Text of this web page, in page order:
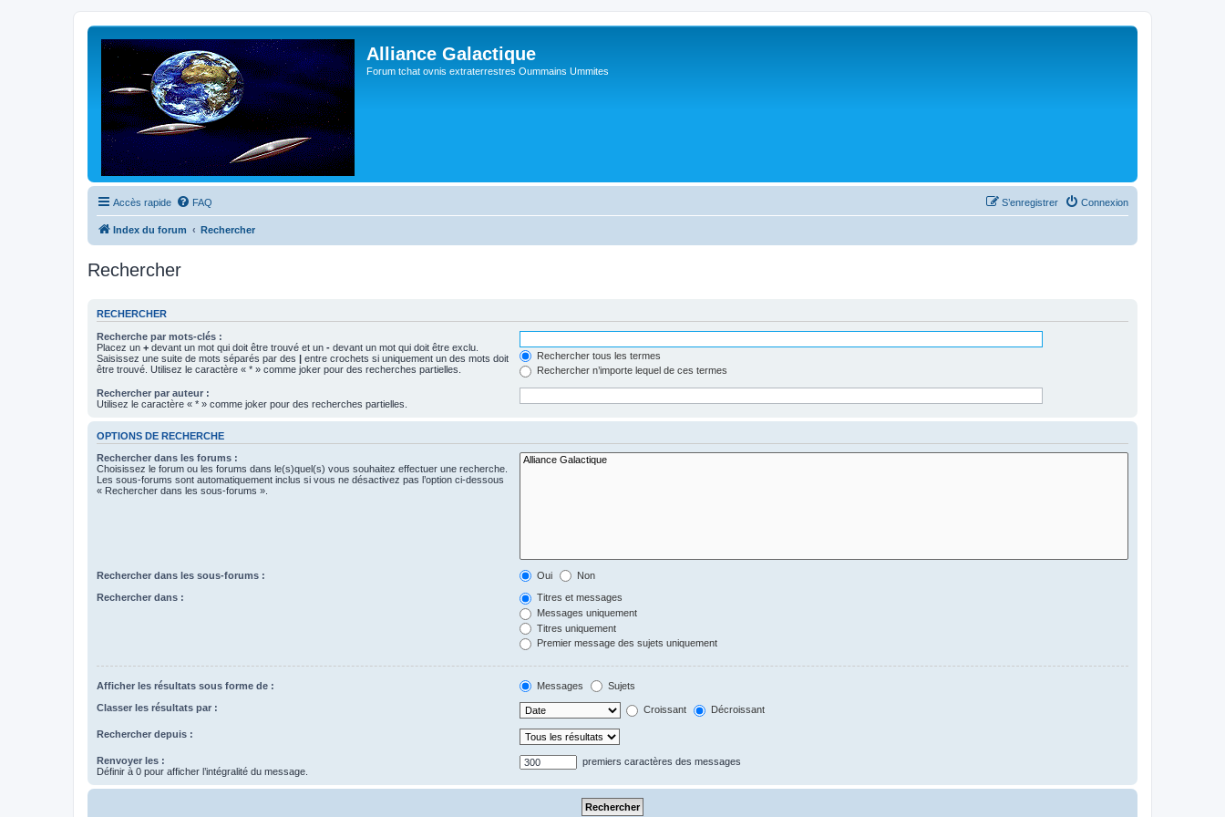
Alliance Galactique
Forum tchat ovnis extraterrestres Oummains Ummites
Accès rapide FAQ Connexion
S’enregistrer
Index du forum Rechercher
Rechercher
RECHERCHER
Recherche par mots-clés :
Placez un + devant un mot qui doit être trouvé et un - devant un mot qui doit être exclu.
Saisissez une suite de mots séparés par des | entre crochets si uniquement un des mots doit
être trouvé. Utilisez le caractère « * » comme joker pour des recherches partielles.
Rechercher tous les termes
Rechercher n’importe lequel de ces termes
Rechercher par auteur :
Utilisez le caractère « * » comme joker pour des recherches partielles.
OPTIONS DE RECHERCHE
Rechercher dans les forums :
Choisissez le forum ou les forums dans le(s)quel(s) vous souhaitez effectuer une recherche.
Les sous-forums sont automatiquement inclus si vous ne désactivez pas l’option ci-dessous
« Rechercher dans les sous-forums ».
Rechercher dans les sous-forums : Oui Non
Rechercher dans :
Titres et messages
Messages uniquement
Titres uniquement
Premier message des sujets uniquement
Afficher les résultats sous forme de : Messages Sujets
Classer les résultats par : Croissant Décroissant
Rechercher depuis :
Renvoyer les :
Définir à 0 pour afficher l’intégralité du message.
premiers caractères des messages